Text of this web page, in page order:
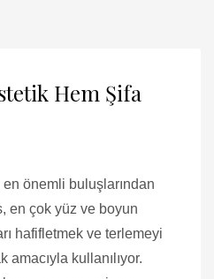
Hem Şifa
önemli buluşlarından
en çok yüz ve boyun
hafifletmek ve terlemeyi
kullanılıyor.